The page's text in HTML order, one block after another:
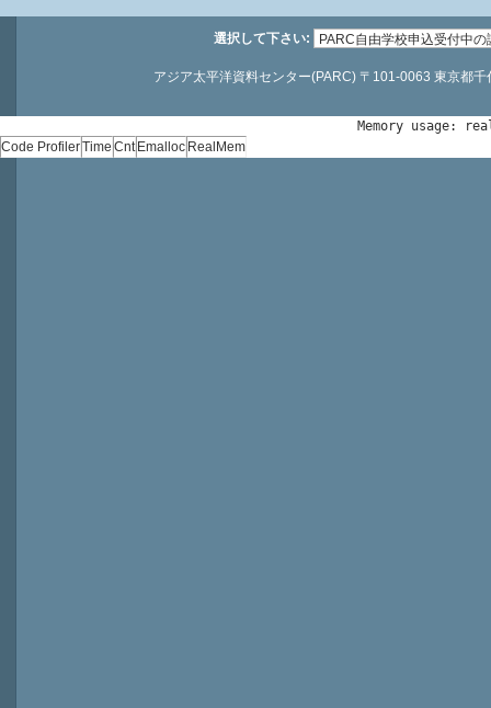
選択して下さい:
アジア太平洋資料センター(PARC) 〒101-0063 東京都
Memory usage:
Code ProfilerTime Cnt Emalloc RealMem